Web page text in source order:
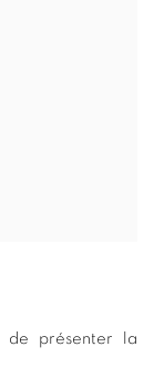
de présenter la